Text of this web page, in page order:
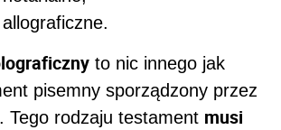
to nic innego jak
pisemny sporządzony przez
Tego rodzaju testament musi